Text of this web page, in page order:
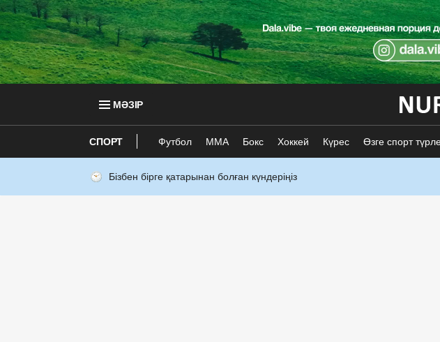
МӘЗІР
СПОРТ Футбол ММА Бокс Хоккей Күрес Өзге спорт
Бізбен бірге қатарынан болған күндеріңіз